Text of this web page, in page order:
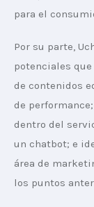
para el
Por su parte,
potenciales
de contenidos
de
dentro del
un chatbot; e
área de
los puntos